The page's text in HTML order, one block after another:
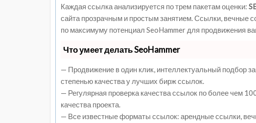
Каждая ссылка анализируется по трем пакетам оценки:
сайта прозрачным и простым занятием. Ссылки, вечные
по максимуму потенциал SeoHammer для продвижения
Что умеет делать SeoHammer
— Продвижение в один клик, интеллектуальный подбор
степенью качества у лучших бирж ссылок.
— Регулярная проверка качества ссылок по более чем
качества проекта.
— Все известные форматы ссылок: арендные ссылки,